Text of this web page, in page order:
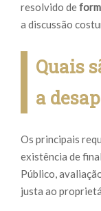
resolvido de
a discussão
Quais
a
Os principais
existência de
Público,
justa ao